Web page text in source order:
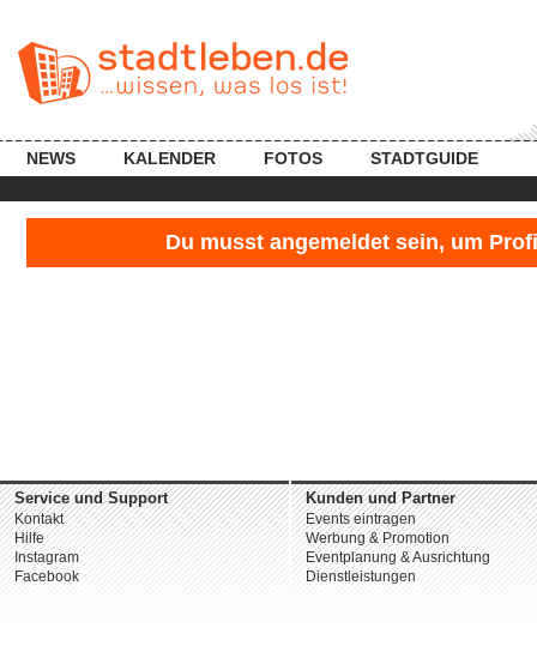
NEWS KALENDER FOTOS STADTGUIDE
Du musst angemeldet sein, um
Service und Support
Kontakt
Hilfe
Instagram
Facebook
Kunden und Partner
Events eintragen
Werbung & Promotion
Eventplanung & Ausrichtung
Dienstleistungen